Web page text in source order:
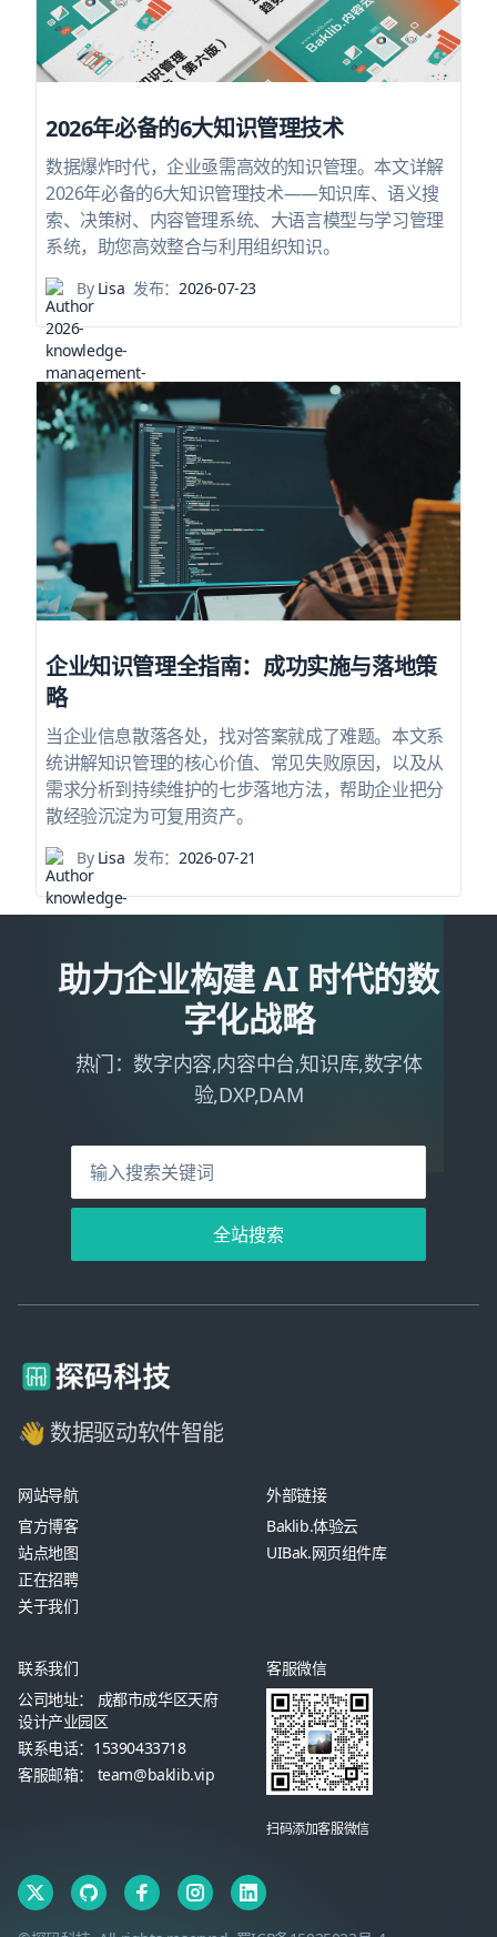
2026年必备的6大知识管理技术
数据爆炸时代，企业亟需高效的知识管理。本文详解
2026年必备的6大知识管理技术——知识库、语义搜
索、决策树、内容管理系统、大语言模型与学习管理
系统，助您高效整合与利用组织知识。
ByLisa 发布： 2026-07-23
企业知识管理全指南：成功实施与落地策
略
当企业信息散落各处，找对答案就成了难题。本文系
统讲解知识管理的核心价值、常见失败原因，以及从
需求分析到持续维护的七步落地方法，帮助企业把分
散经验沉淀为可复用资产。
ByLisa 发布： 2026-07-21
助力企业构建 AI 时代的数
字化战略
热门：数字内容,内容中台,知识库,数字体
验,DXP,DAM
全站搜索
👋 数据驱动软件智能
网站导航
官方博客
站点地图
正在招聘
关于我们
外部链接
Baklib.体验云
UIBak.网页组件库
联系我们
公司地址： 成都市成华区天府
设计产业园区
联系电话：15390433718
客服邮箱： team@baklib.vip
客服微信
扫码添加客服微信